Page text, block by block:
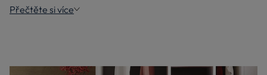
Přečtěte si více